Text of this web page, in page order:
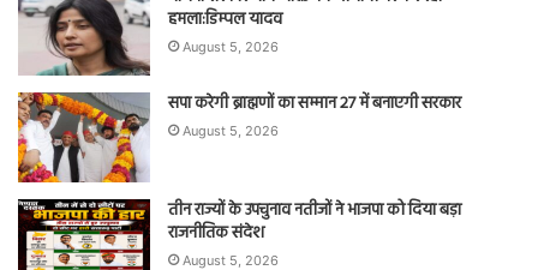
हमला:डिम्पल यादव
August 5, 2026
सपा करेगी ब्राह्मणों का सम्मान 27 में बनाएगी सरकार
August 5, 2026
तीन राज्यों के उपचुनाव नतीजों ने भाजपा को दिया बड़ा
राजनीतिक संदेश
August 5, 2026